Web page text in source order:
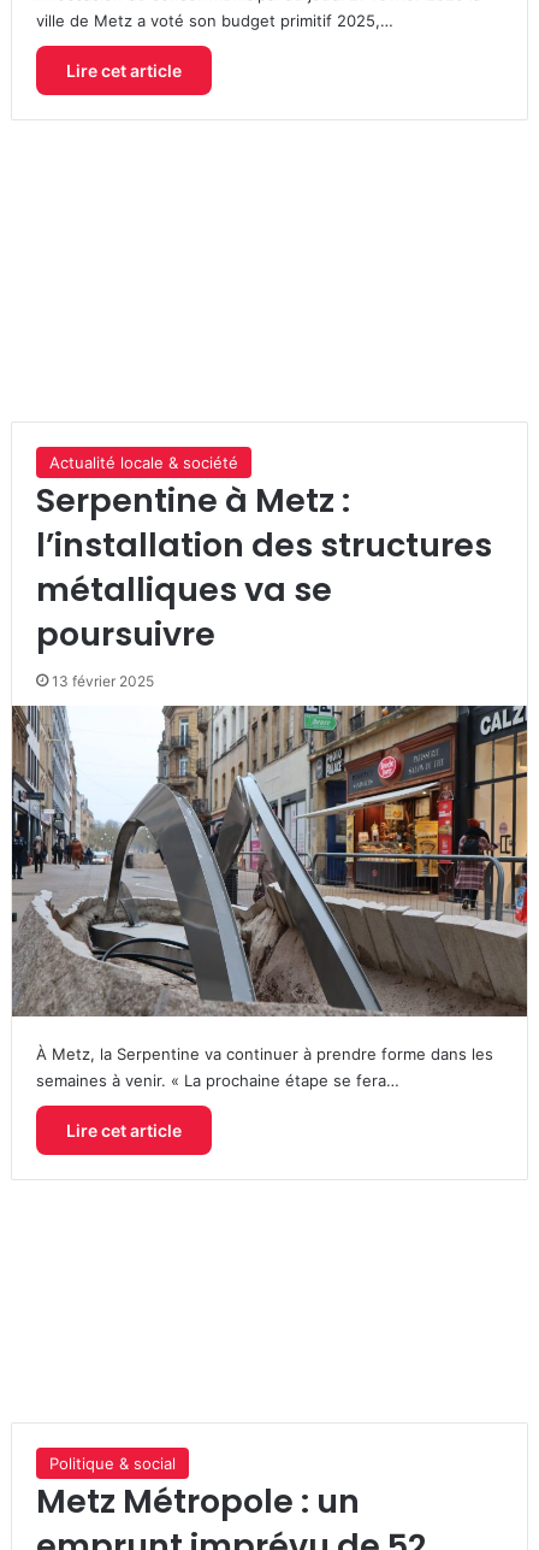
ville de Metz a voté son budget primitif 2025,…
Lire cet article
Actualité locale & société
Serpentine à Metz :
l’installation des structures
métalliques va se
poursuivre
13 février 2025
À Metz, la Serpentine va continuer à prendre forme dans les
semaines à venir. « La prochaine étape se fera…
Lire cet article
Politique & social
Metz Métropole : un